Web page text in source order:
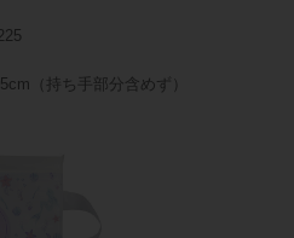
（持ち手部分含めず）